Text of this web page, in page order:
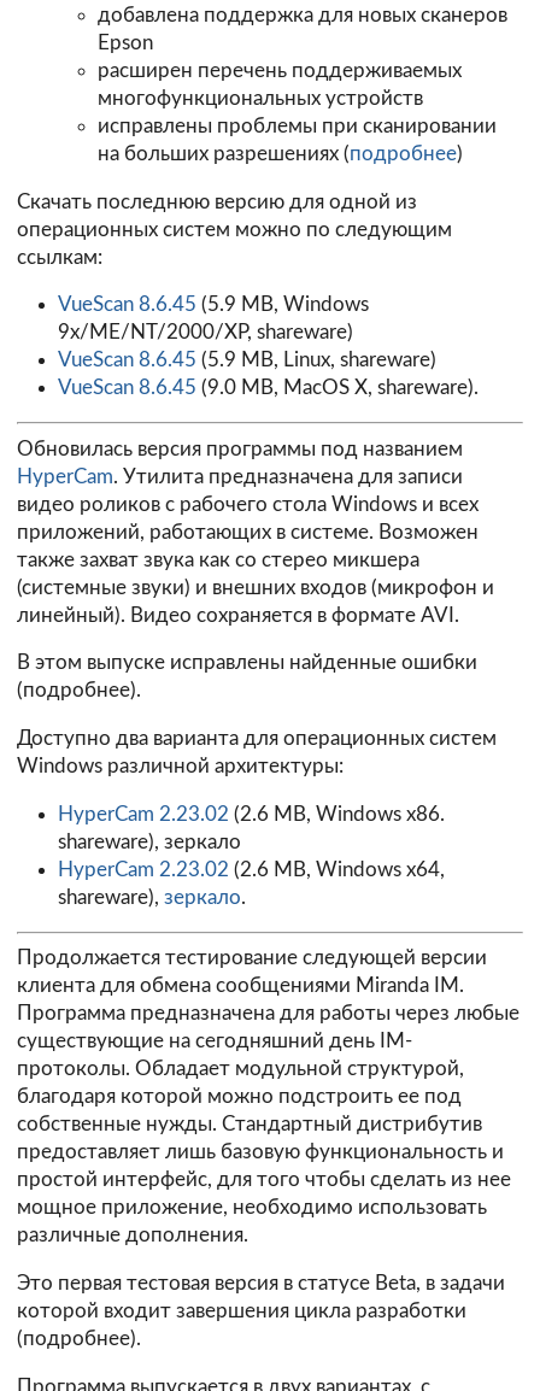
добавлена поддержка для новых сканеров
Epson
расширен перечень поддерживаемых
многофункциональных устройств
исправлены проблемы при сканировании
на больших разрешениях (подробнее)
Скачать последнюю версию для одной из
операционных систем можно по следующим
ссылкам:
VueScan 8.6.45 (5.9 MB, Windows
9x/ME/NT/2000/XP, shareware)
VueScan 8.6.45 (5.9 MB, Linux, shareware)
VueScan 8.6.45 (9.0 MB, MacOS X, shareware).
Обновилась версия программы под названием
HyperCam. Утилита предназначена для записи
видео роликов с рабочего стола Windows и всех
приложений, работающих в системе. Возможен
также захват звука как со стерео микшера
(системные звуки) и внешних входов (микрофон и
линейный). Видео сохраняется в формате AVI.
В этом выпуске исправлены найденные ошибки
(подробнее).
Доступно два варианта для операционных систем
Windows различной архитектуры:
HyperCam 2.23.02 (2.6 MB, Windows x86.
shareware), зеркало
HyperCam 2.23.02 (2.6 MB, Windows x64,
shareware), зеркало.
Продолжается тестирование следующей версии
клиента для обмена сообщениями Miranda IM .
Программа предназначена для работы через любые
существующие на сегодняшний день IM-
протоколы. Обладает модульной структурой,
благодаря которой можно подстроить ее под
собственные нужды. Стандартный дистрибутив
предоставляет лишь базовую функциональность и
простой интерфейс, для того чтобы сделать из нее
мощное приложение, необходимо использовать
различные дополнения.
Это первая тестовая версия в статусе Beta, в задачи
которой входит завершения цикла разработки
(подробнее).
Программа выпускается в двух вариантах, с